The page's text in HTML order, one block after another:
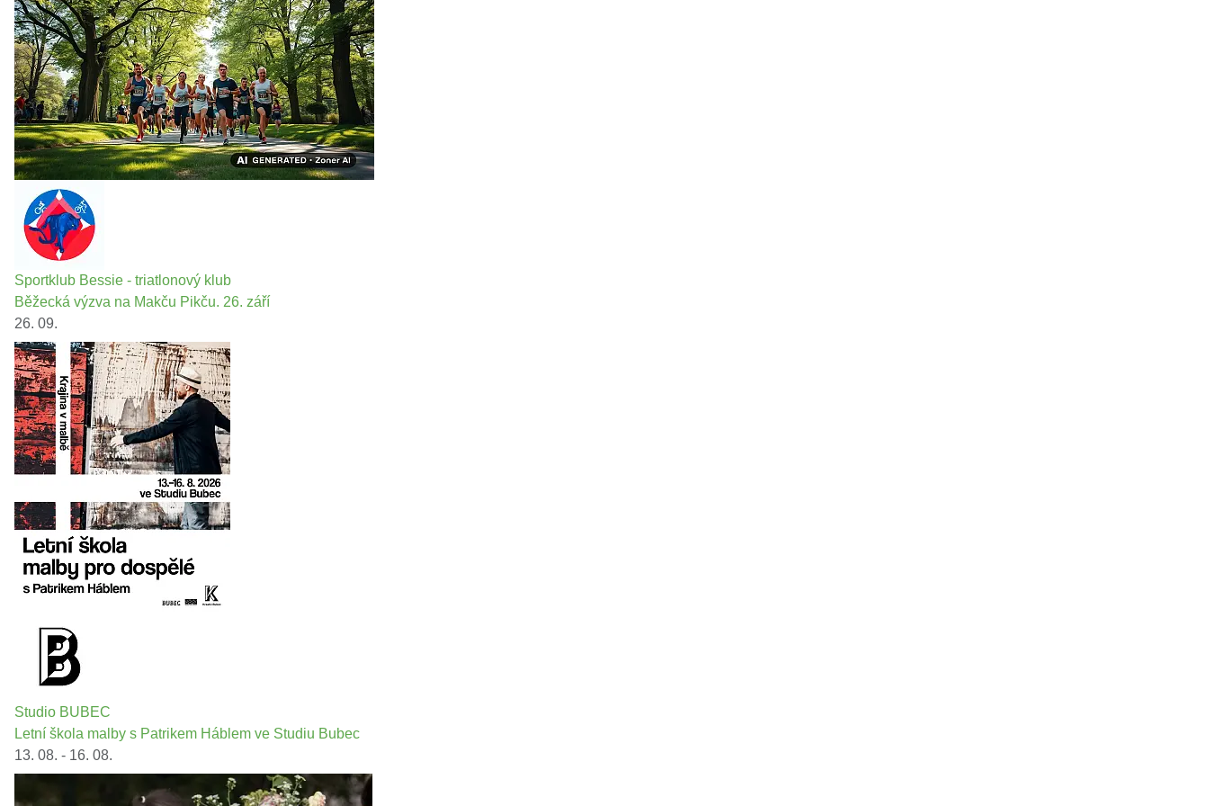
Sportklub Bessie - triatlonový klub
Běžecká výzva na Makču Pikču. 26. září
26. 09.
Studio BUBEC
Letní škola malby s Patrikem Háblem ve Studiu Bubec
13. 08. - 16. 08.